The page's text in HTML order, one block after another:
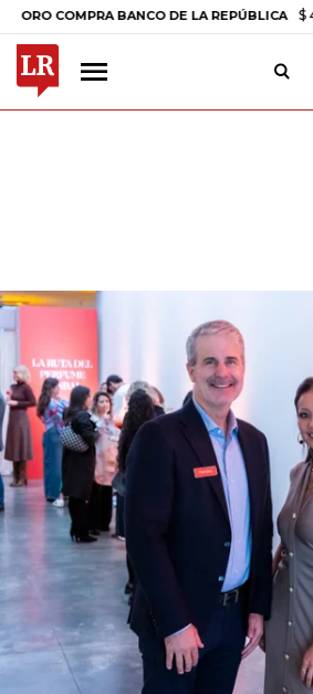
BANCO DE LA REPÚBLICA $ 408.498,97